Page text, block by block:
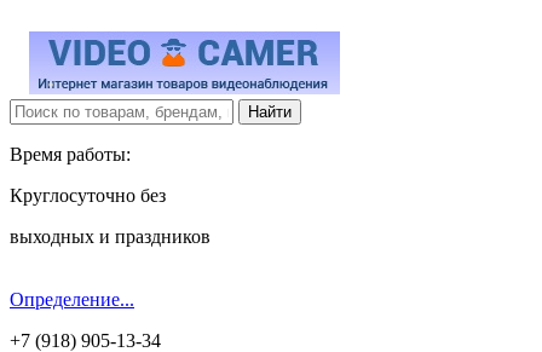
Время работы:
Круглосуточно без
выходных и праздников
Определение...
+7 (918) 905-13-34